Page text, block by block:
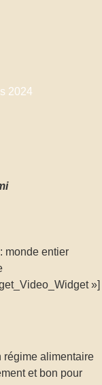
2024
: monde entier
»]
régime alimentaire
et bon pour